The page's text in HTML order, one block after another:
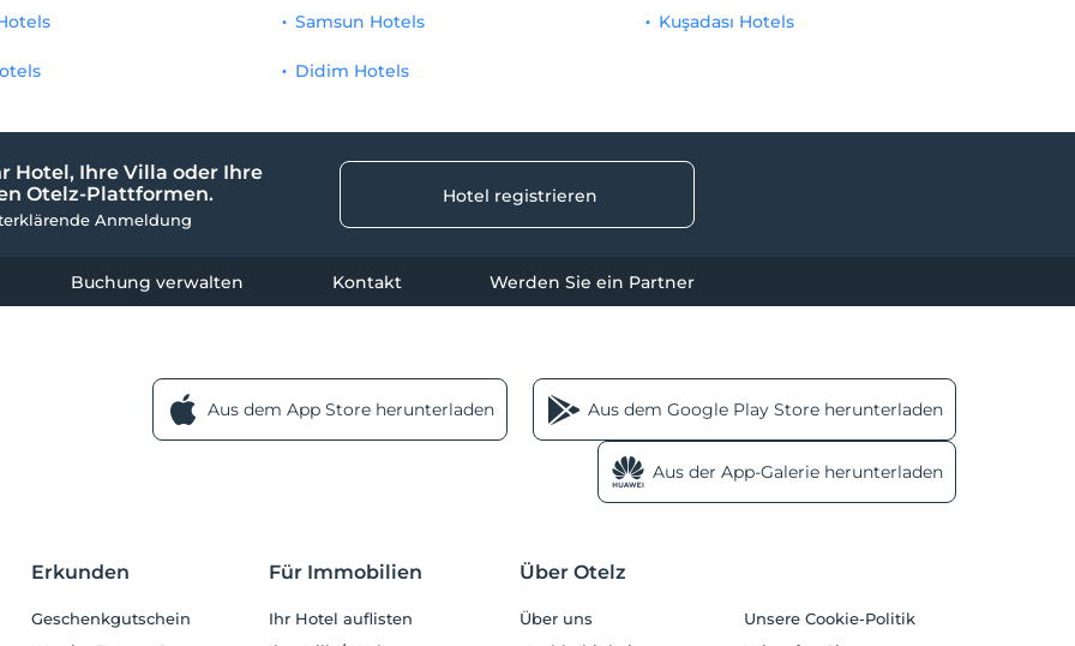
Samsun Hotels
Didim Hotels
Kuşadası Hotels
Hotel, Ihre Villa oder Ihre
Otelz-Plattformen.
Anmeldung
Hotel registrieren
Buchung verwalten Kontakt Werden Sie ein Partner
Aus dem App Store herunterladen Aus dem Google Play Store herunterladen
Aus der App-Galerie herunterladen
Erkunden
Geschenkgutschein
Für Immobilien
Ihr Hotel auflisten
Über Otelz
Über uns
Unsere Cookie-Politik